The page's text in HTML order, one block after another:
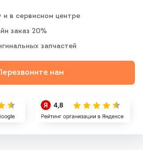
и в сервисном центре
заказ 20%
запчастей
нам